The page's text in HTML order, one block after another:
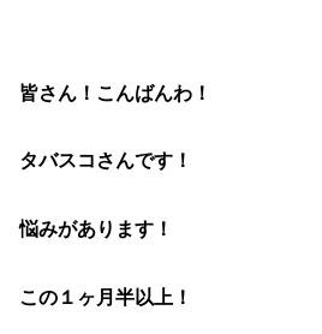
皆さん！こんばんわ！
タバスコさんです！
悩みがあります！
この１ヶ月半以上！